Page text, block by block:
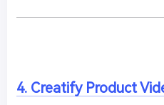
4. Creatify Product